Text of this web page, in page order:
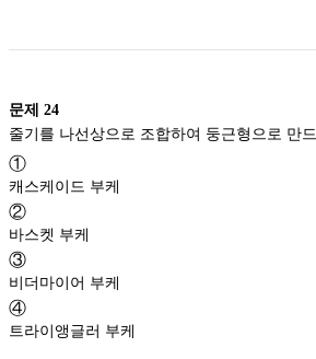
문제 24
①
캐스케이드 부케
②
바스켓 부케
③
비더마이어 부케
④
트라이앵글러 부케